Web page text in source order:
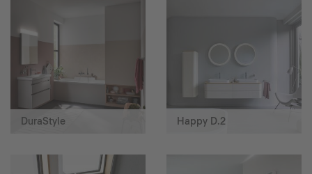
DuraStyle Happy D.2